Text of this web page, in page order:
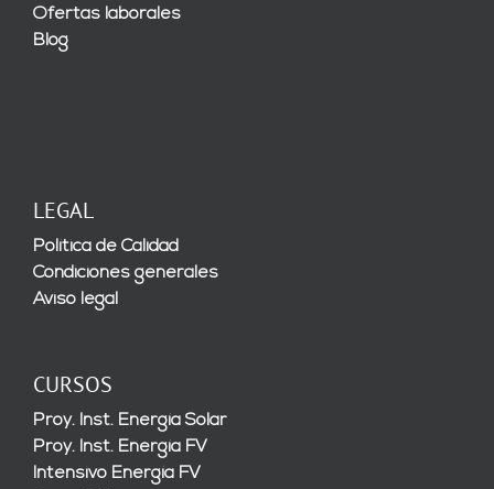
Ofertas laborales
Blog
LEGAL
Política de Calidad
Condiciones generales
Aviso legal
CURSOS
Proy. Inst. Energía Solar
Proy. Inst. Energía FV
Intensivo Energía FV